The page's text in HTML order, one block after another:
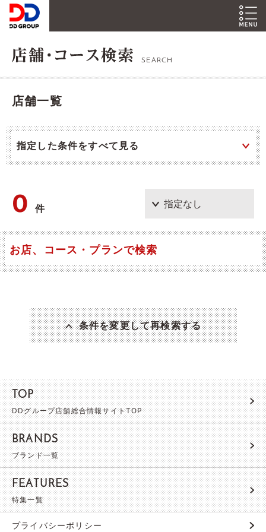
SEARCH
店舗一覧
指定した条件をすべて見る
0件
お店、コース・プランで検索
条件を変更して再検索する
TOP
DDグループ店舗総合情報サイトTOP
BRANDS
ブランド一覧
FEATURES
特集一覧
プライバシーポリシー